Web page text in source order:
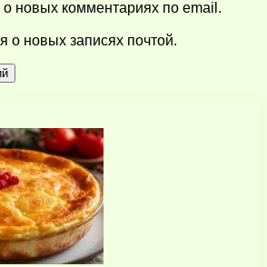
новых комментариях по email.
о новых записях почтой.